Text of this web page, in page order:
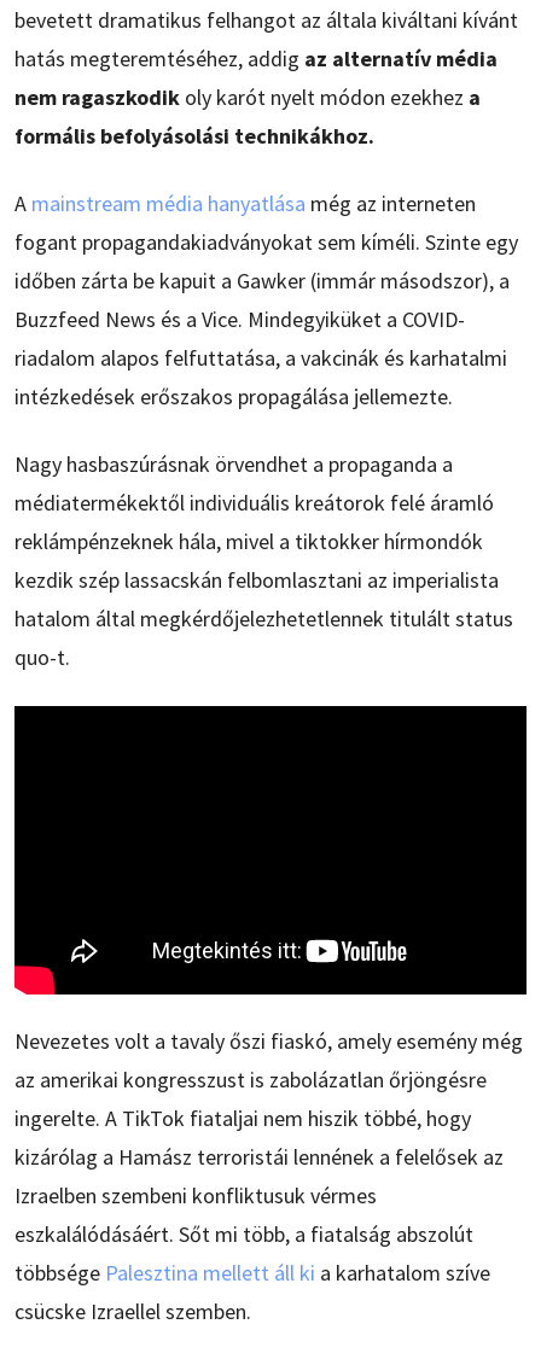
bevetett dramatikus felhangot az általa kiváltani kívánt
hatás megteremtéséhez, addig az alternatív média
nem ragaszkodik oly karót nyelt módon ezekhez a
formális befolyásolási technikákhoz.
A mainstream média hanyatlása még az interneten
fogant propagandakiadványokat sem kíméli. Szinte egy
időben zárta be kapuit a Gawker (immár másodszor), a
Buzzfeed News és a Vice. Mindegyiküket a COVID-
riadalom alapos felfuttatása, a vakcinák és karhatalmi
intézkedések erőszakos propagálása jellemezte.
Nagy hasbaszúrásnak örvendhet a propaganda a
médiatermékektől individuális kreátorok felé áramló
reklámpénzeknek hála, mivel a tiktokker hírmondók
kezdik szép lassacskán felbomlasztani az imperialista
hatalom által megkérdőjelezhetetlennek titulált status
quo-t.
Nevezetes volt a tavaly őszi fiaskó, amely esemény még
az amerikai kongresszust is zabolázatlan őrjöngésre
ingerelte. A TikTok fiataljai nem hiszik többé, hogy
kizárólag a Hamász terroristái lennének a felelősek az
Izraelben szembeni konfliktusuk vérmes
eszkalálódásáért. Sőt mi több, a fiatalság abszolút
többsége Palesztina mellett áll ki a karhatalom szíve
csücske Izraellel szemben.